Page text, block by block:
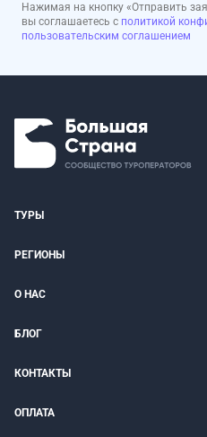
Нажимая на кнопку «Отправить
вы соглашаетесь с политикой
пользовательским соглашением
ТУРЫ
РЕГИОНЫ
О НАС
БЛОГ
КОНТАКТЫ
ОПЛАТА